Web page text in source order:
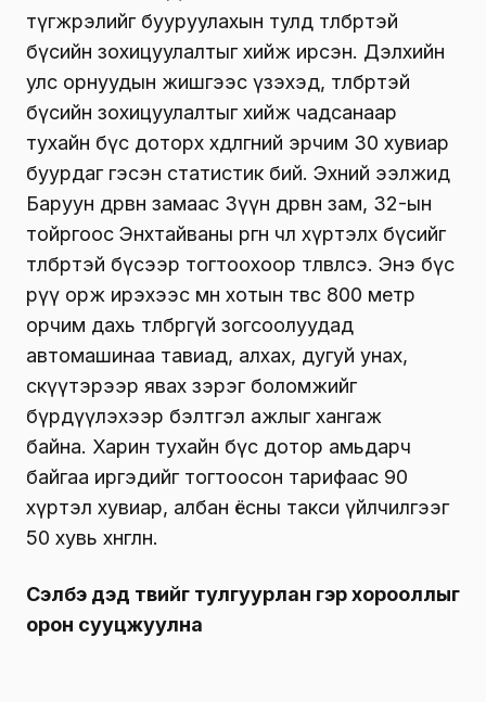
түгжрэлийг бууруулахын тулд төлбөртэй
бүсийн зохицуулалтыг хийж ирсэн. Дэлхийн
улс орнуудын жишгээс үзэхэд, төлбөртэй
бүсийн зохицуулалтыг хийж чадсанаар
тухайн бүс доторх хөдөлгөөний эрчим 30 хувиар
буурдаг гэсэн статистик бий. Эхний ээлжид
Баруун дөрвөн замаас Зүүн дөрвөн зам, 32-ын
тойргоос Энхтайваны өргөн чөлөө хүртэлх бүсийг
төлбөртэй бүсээр тогтоохоор төлөвлөсөэ. Энэ бүс
рүү орж ирэхээс өмнө хотын төвөөс 800 метр
орчим дахь төлбөргүй зогсоолуудад
автомашинаа тавиад, алхах, дугуй унах,
скүүтэрээр явах зэрэг боломжийг
бүрдүүлэхээр бэлтгэл ажлыг хангаж
байна. Харин тухайн бүс дотор амьдарч
байгаа иргэдийг тогтоосон тарифаас 90
хүртэл хувиар, албан ёсны такси үйлчилгээг
50 хувь хөнгөлнө.
Сэлбэ дэд төвийг тулгуурлан гэр хорооллыг
орон сууцжуулна